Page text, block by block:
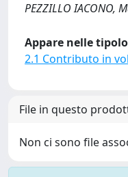
PEZZILLO IACONO,
Appare nelle
2.1 Contributo in
File in questo
Non ci sono file